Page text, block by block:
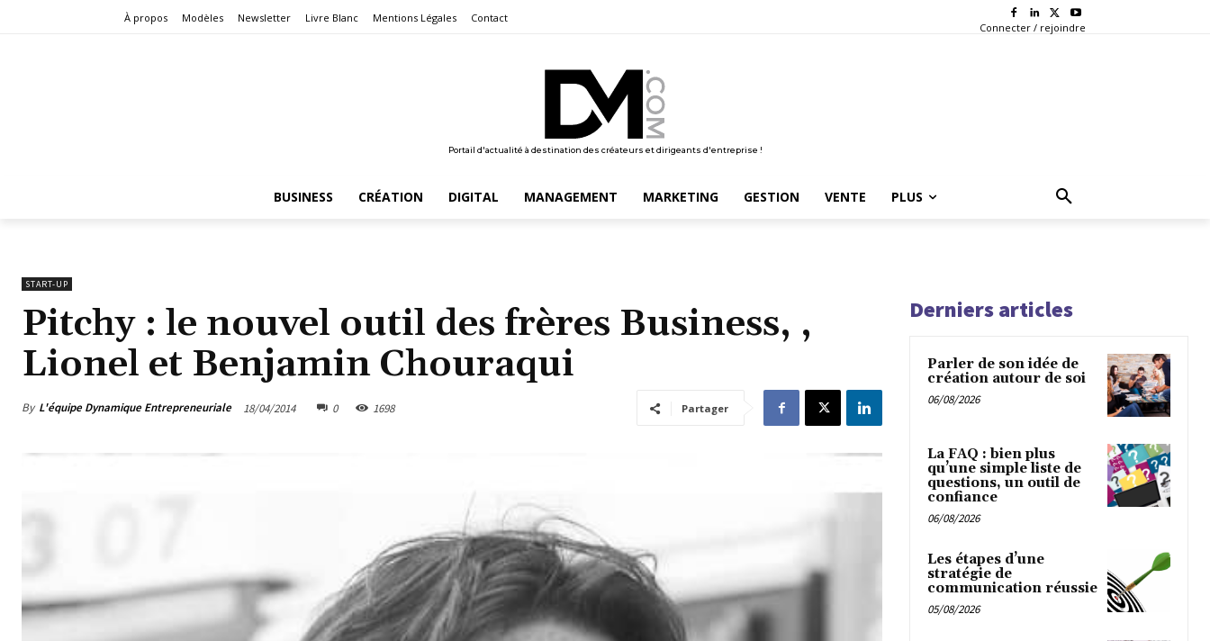
À propos Modèles Newsletter Livre Blanc Mentions Légales Contact
Connecter / rejoindre
Portail d'actualité à destination des créateurs et dirigeants d'entreprise !
BUSINESS CRÉATION DIGITAL MANAGEMENT MARKETING GESTION VENTE PLUS
START-UP
Pitchy : le nouvel outil des frères Business, ,
Lionel et Benjamin Chouraqui
By L'équipe Dynamique Entrepreneuriale 18/04/2014 0 1698 Partager
Derniers articles
Parler de son idée de
création autour de soi
06/08/2026
La FAQ : bien plus
qu’une simple liste de
questions, un outil de
confiance
06/08/2026
Les étapes d’une
stratégie de
communication réussie
05/08/2026